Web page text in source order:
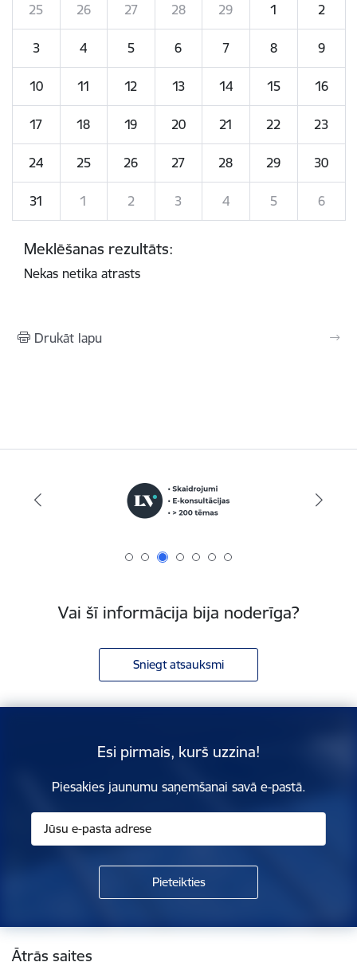
25
26 27 28 29 1 2
3 4 5 6 7 8 9
10 11 12 13 14 15 16
17 18 19 20 21 22 23
24 25 26 27 28 29 30
31 1 2 3 4 5 6
Meklēšanas rezultāts:
Nekas netika atrasts
Drukāt lapu
Vai šī informācija bija noderīga?
Sniegt atsauksmi
Esi pirmais, kurš uzzina!
Piesakies jaunumu saņemšanai savā e-pastā.
Kājene
Ātrās saites